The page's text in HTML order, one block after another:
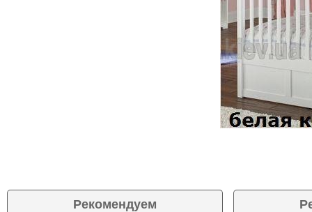
Рекомендуем